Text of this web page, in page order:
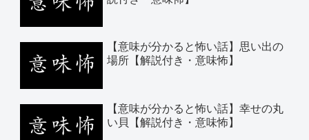
【意味が分かると怖い話】思い出の
場所【解説付き・意味怖】
【意味が分かると怖い話】幸せの丸
い貝【解説付き・意味怖】